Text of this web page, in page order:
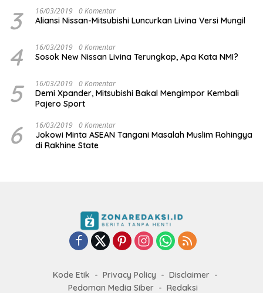
3 16/03/2019 0 Komentar
Aliansi Nissan-Mitsubishi Luncurkan Livina Versi Mungil
4 16/03/2019 0 Komentar
Sosok New Nissan Livina Terungkap, Apa Kata NMI?
5 16/03/2019 0 Komentar
Demi Xpander, Mitsubishi Bakal Mengimpor Kembali
Pajero Sport
6 16/03/2019 0 Komentar
Jokowi Minta ASEAN Tangani Masalah Muslim Rohingya
di Rakhine State
Kode Etik Privacy Policy
Disclaimer
Pedoman Media Siber
Redaksi